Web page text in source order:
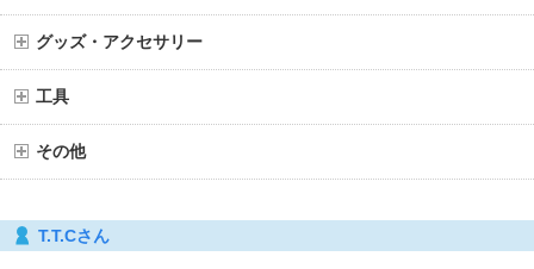
グッズ・アクセサリー
工具
その他
T.T.Cさん